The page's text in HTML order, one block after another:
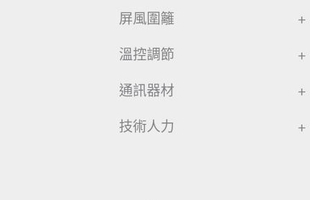
屏風圍籬 +
溫控調節 +
通訊器材 +
技術人力 +